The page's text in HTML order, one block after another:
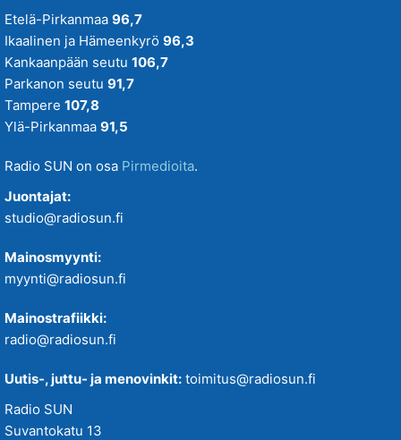
Etelä-Pirkanmaa 96,7
Ikaalinen ja Hämeenkyrö 96,3
Kankaanpään seutu 106,7
Parkanon seutu 91,7
Tampere 107,8
Ylä-Pirkanmaa 91,5
Radio SUN on osa Pirmedioita.
Juontajat:
studio@radiosun.fi
Mainosmyynti:
myynti@radiosun.fi
Mainostrafiikki:
radio@radiosun.fi
Uutis-, juttu- ja menovinkit: toimitus@radiosun.fi
Radio SUN
Suvantokatu 13